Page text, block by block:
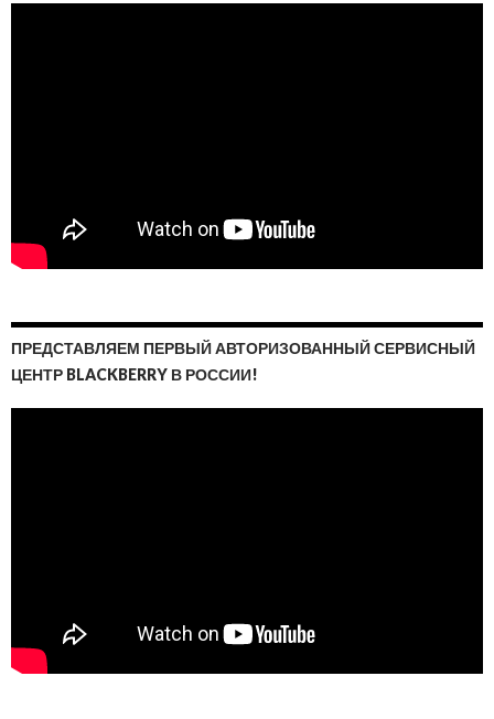
ПРЕДСТАВЛЯЕМ ПЕРВЫЙ АВТОРИЗОВАННЫЙ СЕРВИСНЫЙ
ЦЕНТР BLACKBERRY В РОССИИ!